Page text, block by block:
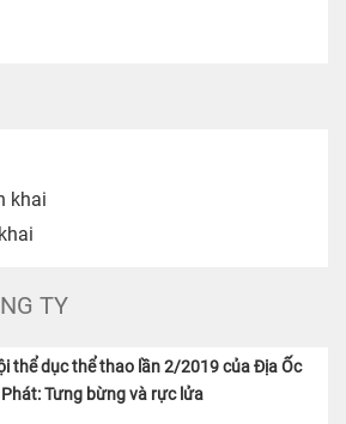
khai
TY
thể dục thể thao lần 2/2019 của Địa Ốc
Tưng bừng và rực lửa